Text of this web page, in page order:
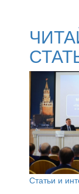
Статьи и